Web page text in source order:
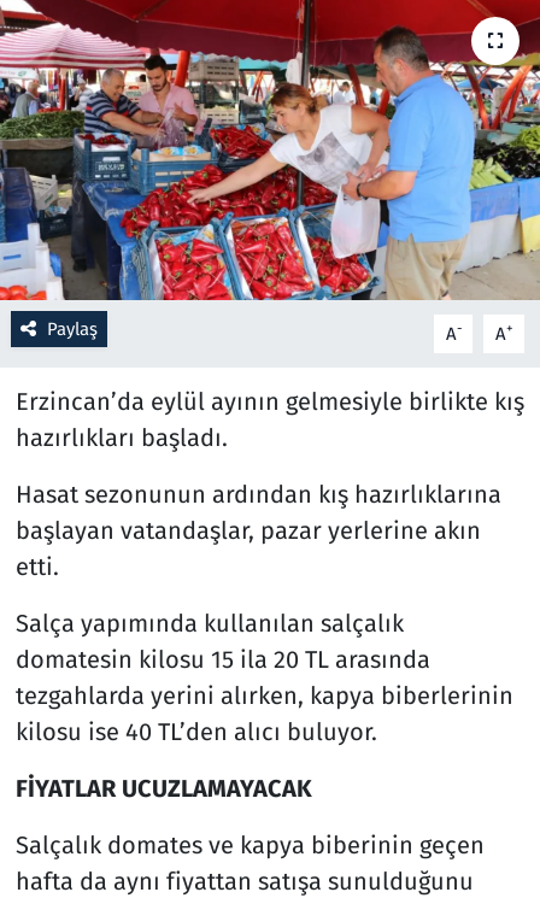
Paylaş A- A+
Erzincan’da eylül ayının gelmesiyle birlikte kış
hazırlıkları başladı.
Hasat sezonunun ardından kış hazırlıklarına
başlayan vatandaşlar, pazar yerlerine akın
etti.
Salça yapımında kullanılan salçalık
domatesin kilosu 15 ila 20 TL arasında
tezgahlarda yerini alırken, kapya biberlerinin
kilosu ise 40 TL’den alıcı buluyor.
FİYATLAR UCUZLAMAYACAK
Salçalık domates ve kapya biberinin geçen
hafta da aynı fiyattan satışa sunulduğunu
Otomobil
Oyun
Ramazan
Resmi İlanlar
Rüya Tabirleri
Sağlık
Savunma Sanayi
Seçim 2023
Spor
Televizyon